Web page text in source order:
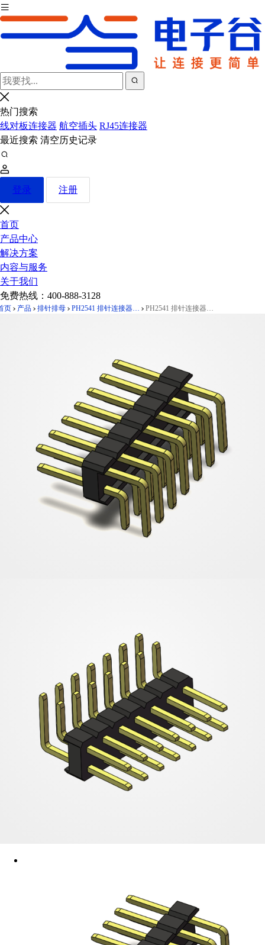
热门搜索
线对板连接器 航空插头 RJ45连接器
最近搜索 清空历史记录
登录 注册
首页
产品中心
解决方案
内容与服务
关于我们
免费热线： 400-888-3128
页 产品 排针排母 PH2541 排针连接器 Pitch 2.54mm 90°双排 DIP 单塑排针 PC:3.0 PH2541 排针连接器 Pitch 2.54mm 90°双排 DIP 单塑排针 PC:3.0 2X07Pin 黑色 镀全金G/F